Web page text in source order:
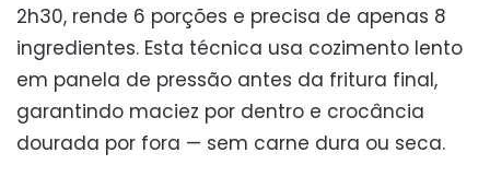
2h30, rende 6 porções e precisa de apenas 8
ingredientes. Esta técnica usa cozimento lento
em panela de pressão antes da fritura final,
garantindo maciez por dentro e crocância
dourada por fora — sem carne dura ou seca.